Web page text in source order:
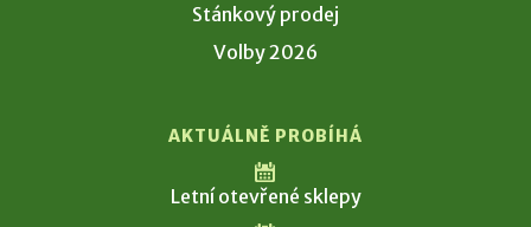
Stánkový prodej
Volby 2026
AKTUÁLNĚ PROBÍHÁ
Letní otevřené sklepy